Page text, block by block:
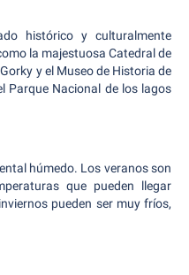
histórico y culturalmente
la majestuosa Catedral de
y el Museo de Historia de
Parque Nacional de los lagos
húmedo. Los veranos son
que pueden llegar
pueden ser muy fríos,